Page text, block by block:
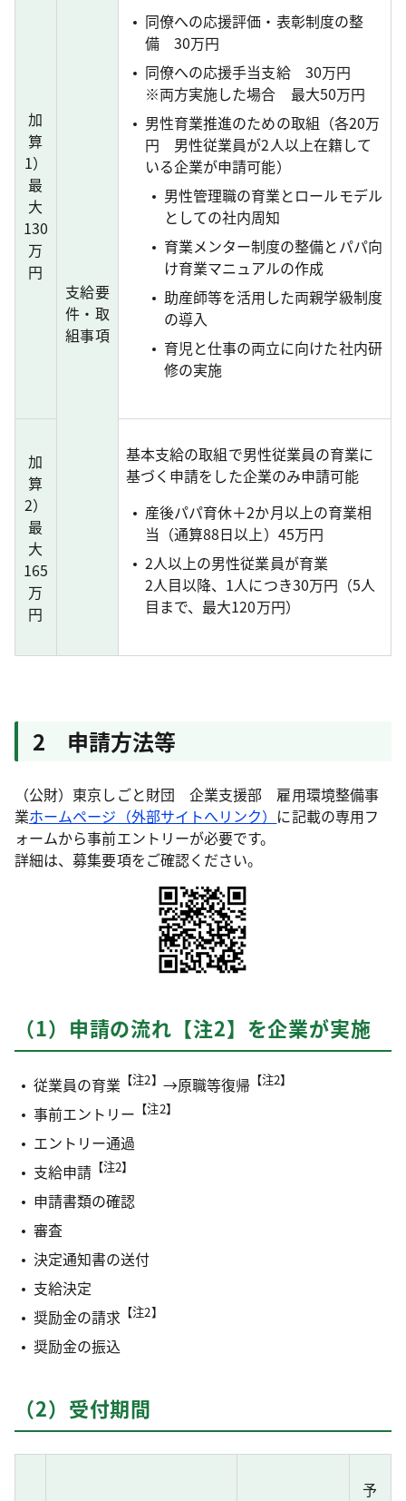
加
算
1）
最
大
130
万
円
支給要
件・取
組事項
同僚への応援評価・表彰制度の整
備 30万円
同僚への応援手当支給 30万円
※両方実施した場合 最大50万円
男性育業推進のための取組（各20万
円 男性従業員が2人以上在籍して
いる企業が申請可能）
男性管理職の育業とロールモデル
としての社内周知
育業メンター制度の整備とパパ向
け育業マニュアルの作成
助産師等を活用した両親学級制度
の導入
育児と仕事の両立に向けた社内研
修の実施
加
算
2）
最
大
165
万
円
基本支給の取組で男性従業員の育業に
基づく申請をした企業のみ申請可能
産後パパ育休＋2か月以上の育業相
当（通算88日以上）45万円
2人以上の男性従業員が育業
2人目以降、1人につき30万円（5人
目まで、最大120万円）
2 申請方法等
（公財）東京しごと財団 企業支援部 雇用環境整備事
業ホームページ（外部サイトへリンク） に記載の専用フ
ォームから事前エントリーが必要です。
詳細は、募集要項をご確認ください。
（1）申請の流れ【注2】を企業が実施
従業員の育業 【注2】 →原職等復帰 【注2】
事前エントリー 【注2】
エントリー通過
支給申請 【注2】
申請書類の確認
審査
決定通知書の送付
支給決定
奨励金の請求 【注2】
奨励金の振込
（2）受付期間
予